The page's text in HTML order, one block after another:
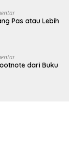
Pas atau Lebih
dari Buku